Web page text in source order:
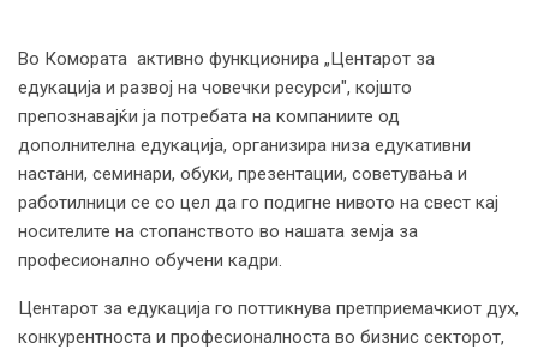
Во Комората активно функционира „Центарот за
едукација и развој на човечки ресурси", којшто
препознавајќи ја потребата на компаниите од
дополнителна едукација, организира низа едукативни
настани, семинари, обуки, презентации, советувања и
работилници се со цел да го подигне нивото на свест кај
носителите на стопанството во нашата земја за
професионално обучени кадри.
Центарот за едукација го поттикнува претприемачкиот дух,
конкурентноста и професионалноста во бизнис секторот,